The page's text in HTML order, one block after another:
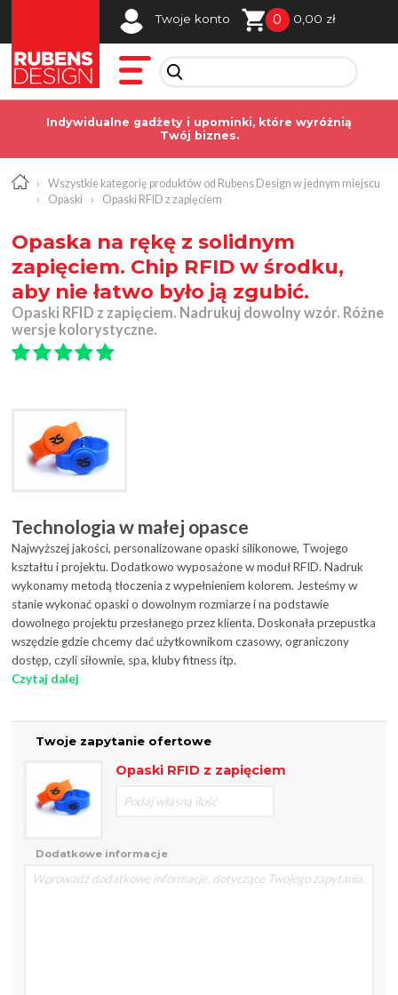
Twoje konto 0 0,00 zł
Indywidualne gadżety i upominki, które wyróżnią
Twój biznes.
›
Wszystkie kategorię produktów od Rubens Design w jednym miejscu
›
Opaski › Opaski RFID z zapięciem
Opaska na rękę z solidnym
zapięciem. Chip RFID w środku,
aby nie łatwo było ją zgubić.
Opaski RFID z zapięciem. Nadrukuj dowolny wzór. Różne
wersje kolorystyczne.
Technologia w małej opasce
Najwyższej jakości, personalizowane opaski silikonowe, Twojego
kształtu i projektu. Dodatkowo wyposażone w moduł RFID. Nadruk
wykonamy metodą tłoczenia z wypełnieniem kolorem. Jesteśmy w
stanie wykonać opaski o dowolnym rozmiarze i na podstawie
dowolnego projektu przesłanego przez klienta. Doskonała przepustka
wszędzie gdzie chcemy dać użytkownikom czasowy, ograniczony
dostęp, czyli siłownie, spa, kluby fitness itp.
Czytaj dalej
Twoje zapytanie ofertowe
Opaski RFID z zapięciem
Dodatkowe informacje